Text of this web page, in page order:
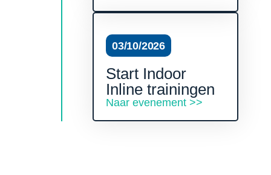
03/10/2026
Start Indoor
Inline trainingen
Naar evenement >>